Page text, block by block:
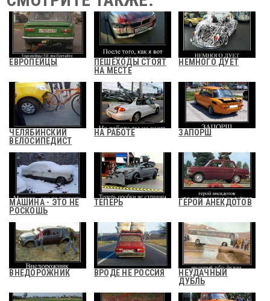
ЕВРОПЕЙЦЫ
ПЕШЕХОДЫ СТОЯТ
НА МЕСТЕ
НЕМНОГО ДУЕТ
ЧЕЛЯБИНСКИЙ
ВЕЛОСИПЕДИСТ
НА РАБОТЕ ЗАПОРШ
МАШИНА - ЭТО НЕ
РОСКОШЬ
ТЕПЕРЬ ГЕРОЙ АНЕКДОТОВ
ВНЕДОРОЖНИК ВРОДЕ НЕ РОССИЯ
НЕУДАЧНЫЙ
ДУБЛЬ